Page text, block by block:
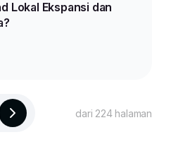
Lokal Ekspansi dan
dari 224 halaman